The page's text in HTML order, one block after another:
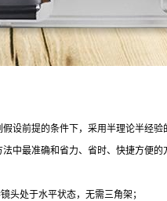
前提的条件下，采用半理论半经
中最准确和省力、省时、快捷方便的
头处于水平状态，无需三角架；